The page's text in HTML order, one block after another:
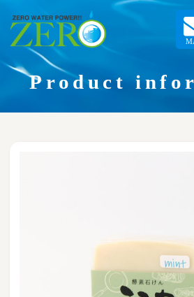
Product